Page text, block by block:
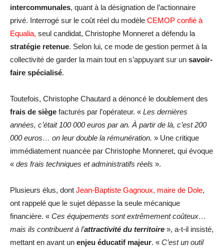
intercommunales, quant à la désignation de l’actionnaire
privé. Interrogé sur le coût réel du modèle CEMOP confié à
Equalia, seul candidat, Christophe Monneret a défendu la
stratégie retenue. Selon lui, ce mode de gestion permet à la
collectivité de garder la main tout en s’appuyant sur un savoir-
faire spécialisé.
Toutefois, Christophe Chautard a dénoncé le doublement des
frais de siège facturés par l’opérateur. « Les dernières
années, c’était 100 000 euros par an. À partir de là, c’est 200
000 euros… on leur double la rémunération. » Une critique
immédiatement nuancée par Christophe Monneret, qui évoque
« des frais techniques et administratifs réels ».
Plusieurs élus, dont Jean-Baptiste Gagnoux, maire de Dole,
ont rappelé que le sujet dépasse la seule mécanique
financière. « Ces équipements sont extrêmement coûteux…
mais ils contribuent à l’attractivité du territoire », a-t-il insisté,
mettant en avant un enjeu éducatif majeur. « C’est un outil